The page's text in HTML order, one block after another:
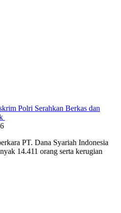
Polri Serahkan Berkas dan
PT. Dana Syariah Indonesia
14.411 orang serta kerugian